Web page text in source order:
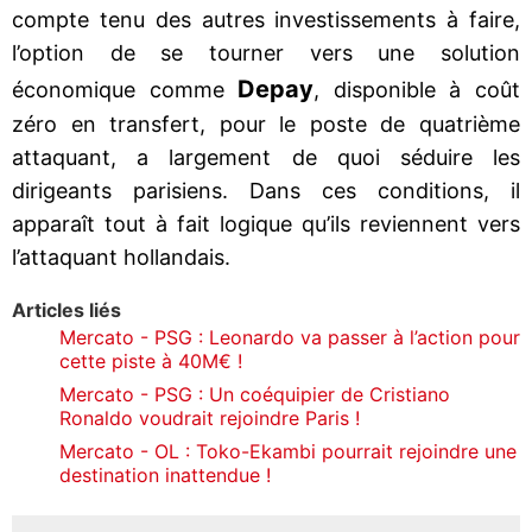
compte tenu des autres investissements à faire,
l’option de se tourner vers une solution
économique comme Depay, disponible à coût
zéro en transfert, pour le poste de quatrième
attaquant, a largement de quoi séduire les
dirigeants parisiens. Dans ces conditions, il
apparaît tout à fait logique qu’ils reviennent vers
l’attaquant hollandais.
Articles liés
Mercato - PSG : Leonardo va passer à l’action pour
cette piste à 40M€ !
Mercato - PSG : Un coéquipier de Cristiano
Ronaldo voudrait rejoindre Paris !
Mercato - OL : Toko-Ekambi pourrait rejoindre une
destination inattendue !